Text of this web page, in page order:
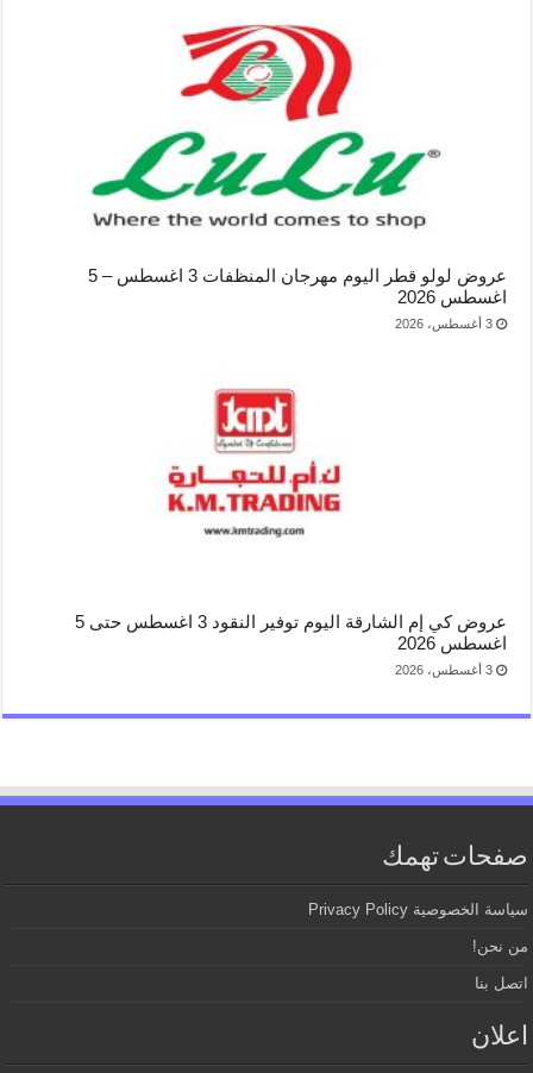
عروض لولو قطر اليوم مهرجان المنظفات 3 اغسطس – 5
اغسطس 2026
3 أغسطس، 2026
عروض كي إم الشارقة اليوم توفير النقود 3 اغسطس حتى 5
اغسطس 2026
3 أغسطس، 2026
صفحات تهمك
سياسة الخصوصية Privacy Policy
من نحن!
اتصل بنا
اعلان